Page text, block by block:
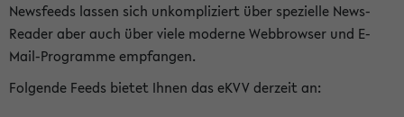
Newsfeeds lassen sich unkompliziert über spezielle News-
Reader aber auch über viele moderne Webbrowser und E-
Mail-Programme empfangen.
Folgende Feeds bietet Ihnen das eKVV derzeit an: